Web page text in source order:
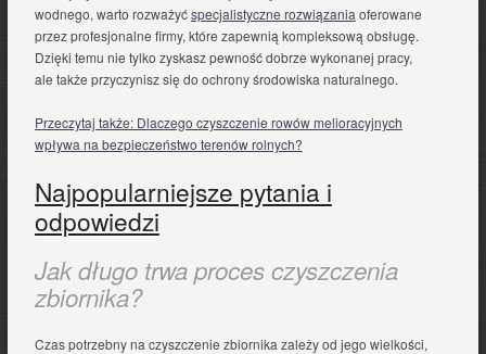
wodnego, warto rozważyćspecjalistyczne rozwiązania oferowane
przez profesjonalne firmy, które zapewnią kompleksową obsługę.
Dzięki temu nie tylko zyskasz pewność dobrze wykonanej pracy,
ale także przyczynisz się do ochrony środowiska naturalnego.
Przeczytaj także: Dlaczego czyszczenie rowów melioracyjnych
wpływa na bezpieczeństwo terenów rolnych?
Najpopularniejsze pytania i
odpowiedzi
Jak długo trwa proces czyszczenia
zbiornika?
Czas potrzebny na czyszczenie zbiornika zależy od jego wielkości,